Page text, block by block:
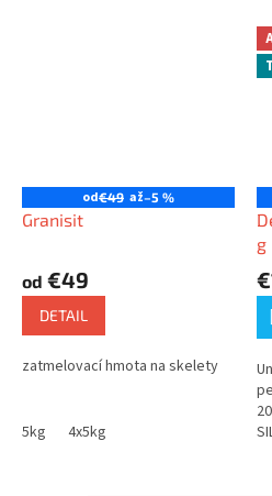
od€49 až–5 %
Granisit
od €49
DETAIL
zatmelovací hmota na skelety
5kg 4x5kg
g